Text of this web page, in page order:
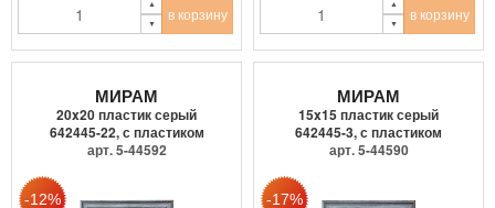
в корзину в корзину
МИРАМ
20x20 пластик серый
642445-22, с пластиком
арт. 5-44592
МИРАМ
15x15 пластик серый
642445-3, с пластиком
арт. 5-44590